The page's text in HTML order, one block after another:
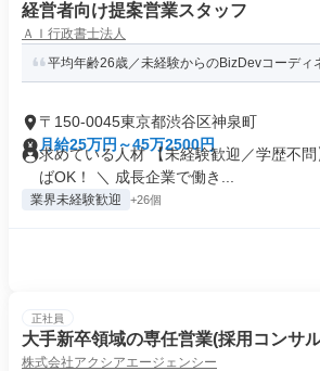
経営者向け提案営業スタッフ
ＡＩ行政書士法人
平均年齢26歳／未経験からのBizDevコーディ
〒150-0045東京都渋谷区神泉町
月給25万円～45万2500円
求めている人材 【未経験歓迎／学歴不
ばOK！ ＼ 成長企業で働き...
業界未経験歓迎 +26個
正社員
大手新卒領域の専任営業(採用コンサ
株式会社アクシアエージェンシー